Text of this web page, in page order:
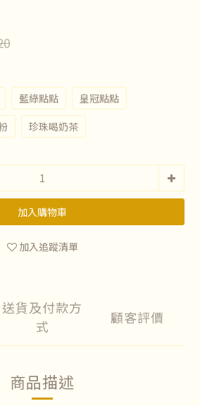
藍綠點點
皇冠點點
珍珠喝奶茶
加入購物車
加入追蹤清單
送貨及付款方
式
顧客評價
商品描述